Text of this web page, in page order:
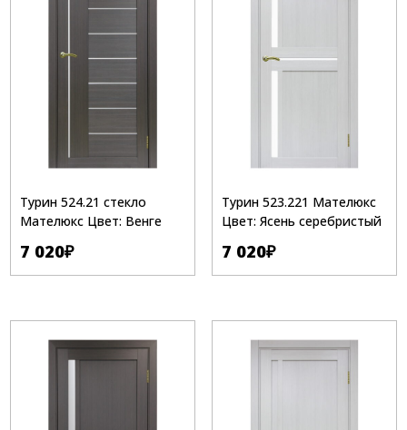
Турин 524.21 стекло
Мателюкс Цвет: Венге
7 020₽
Турин 523.221 Мателюкс
Цвет: Ясень серебристый
7 020₽